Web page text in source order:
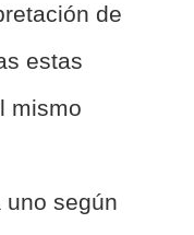
de
estas
mismo
uno según